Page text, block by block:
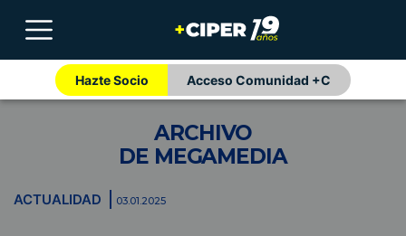
Hazte Socio Acceso Comunidad +C
ARCHIVO
DE MEGAMEDIA
ACTUALIDAD 03.01.2025